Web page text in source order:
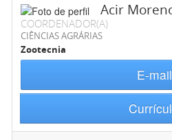
Acir
COORDENADOR(A)
CIÊNCIAS AGRÁRIAS
Zootecnia
E-mail